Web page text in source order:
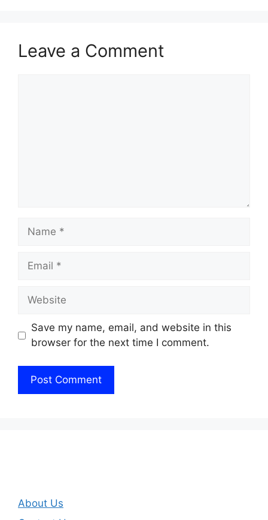
Leave a Comment
Name
Email
Website
Save my name, email, and website in this
browser for the next time I comment.
About Us